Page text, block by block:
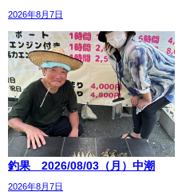
2026年8月7日
釣果 2026/08/03（月）中潮
2026年8月7日